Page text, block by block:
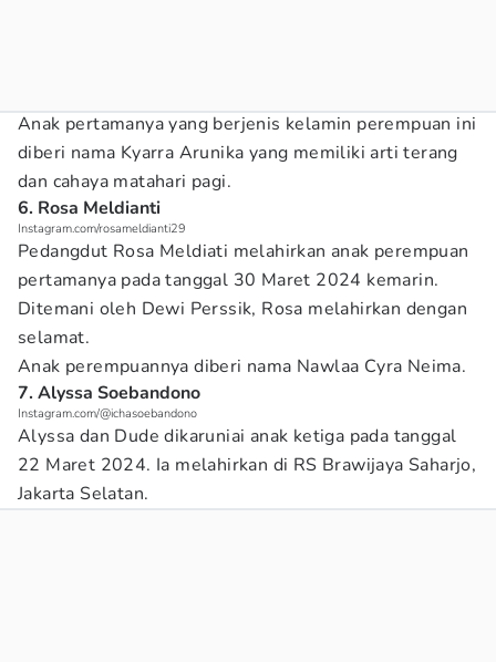
Anak pertamanya yang berjenis kelamin perempuan ini
diberi nama Kyarra Arunika yang memiliki arti terang
dan cahaya matahari pagi.
6. Rosa Meldianti
Instagram.com/rosameldianti29
Pedangdut Rosa Meldiati melahirkan anak perempuan
pertamanya pada tanggal 30 Maret 2024 kemarin.
Ditemani oleh Dewi Perssik, Rosa melahirkan dengan
selamat.
Anak perempuannya diberi nama Nawlaa Cyra Neima.
7. Alyssa Soebandono
Instagram.com/@ichasoebandono
Alyssa dan Dude dikaruniai anak ketiga pada tanggal
22 Maret 2024. Ia melahirkan di RS Brawijaya Saharjo,
Jakarta Selatan.